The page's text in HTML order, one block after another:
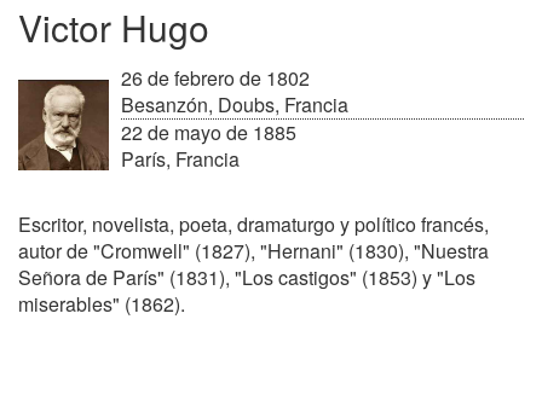
Victor Hugo
26 de febrero de 1802
Besanzón, Doubs, Francia
22 de mayo de 1885
París, Francia
Escritor, novelista, poeta, dramaturgo y político francés,
autor de "Cromwell" (1827), "Hernani" (1830), "Nuestra
Señora de París" (1831), "Los castigos" (1853) y "Los
miserables" (1862).